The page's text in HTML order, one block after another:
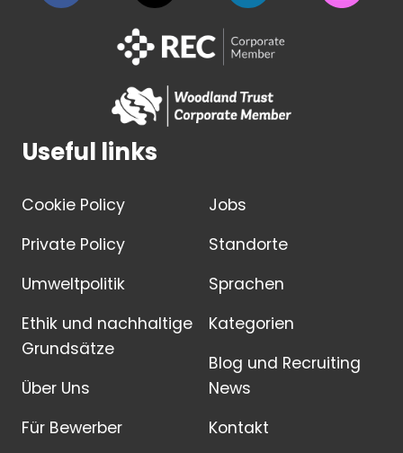
Useful links
Cookie Policy
Private Policy
Umweltpolitik
Ethik und nachhaltige
Grundsätze
Über Uns
Für Bewerber
Jobs
Standorte
Sprachen
Kategorien
Blog und Recruiting
News
Kontakt